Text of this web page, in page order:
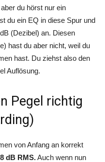
du hörst nur ein
du ein EQ in diese Spur und
(Dezibel) an. Diesen
hast du aber nicht, weil du
hast. Du ziehst also den
Auflösung.
Pegel richtig
von Anfang an korrekt
dB RMS.Auch wenn nun